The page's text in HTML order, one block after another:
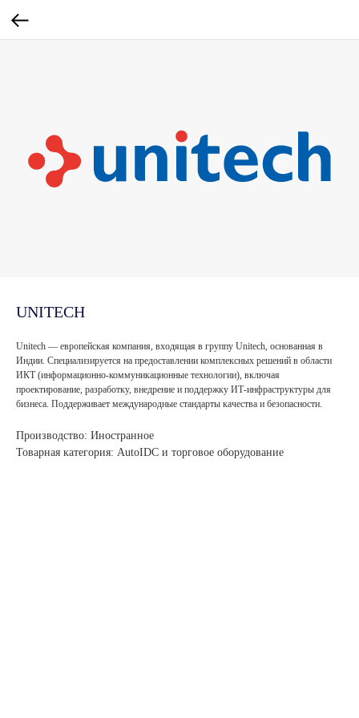
UNITECH
Unitech — европейская компания, входящая в группу Unitech, основанная в
Индии. Специализируется на предоставлении комплексных решений в области
ИКТ (информационно-коммуникационные технологии), включая
проектирование, разработку, внедрение и поддержку ИТ-инфраструктуры для
бизнеса. Поддерживает международные стандарты качества и безопасности.
Производство: Иностранное
Товарная категория: AutoIDC и торговое оборудование